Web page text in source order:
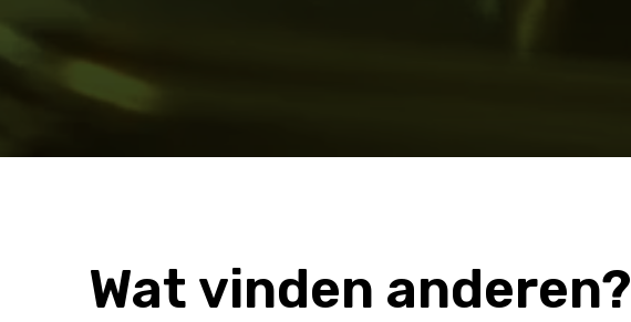
Wat vinden anderen?